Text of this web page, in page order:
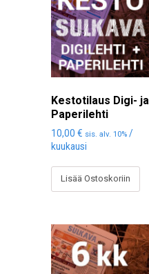
Kestotilaus Digi- ja
Paperilehti
10,00 € sis. alv. 10% /
kuukausi
Lisää Ostoskoriin